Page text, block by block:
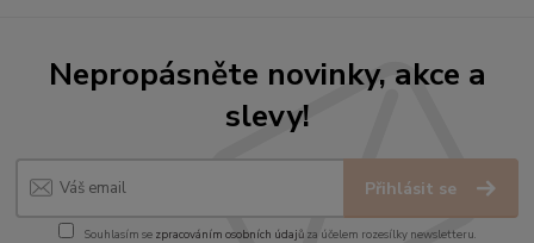
Nepropásněte novinky, akce a
slevy!
Přihlásit se
Souhlasím se zpracováním osobních údajůza účelem rozesílky newsletteru.